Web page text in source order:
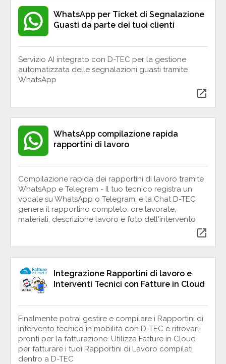
WhatsApp per Ticket di Segnalazione
Guasti da parte dei tuoi clienti
Servizio AI integrato con D-TEC per la gestione
automatizzata delle segnalazioni guasti tramite
WhatsApp
open_in_new
WhatsApp compilazione rapida
rapportini di lavoro
Compilazione rapida dei rapportini di lavoro tramite
WhatsApp e Telegram - Il tuo tecnico registra un
vocale su WhatsApp o Telegram, e la Chat D-TEC
genera il rapportino completo: ore lavorate,
materiali, descrizione lavoro e foto dell'intervento
open_in_new
Integrazione Rapportini di lavoro e
Interventi Tecnici con Fatture in Cloud
Finalmente potrai gestire e compilare i Rapportini di
intervento tecnico in mobilità con D-TEC e ritrovarli
pronti per la fatturazione. Utilizza Fatture in Cloud
per fatturare i tuoi Rapportini di Lavoro compilati
dentro a D-TEC